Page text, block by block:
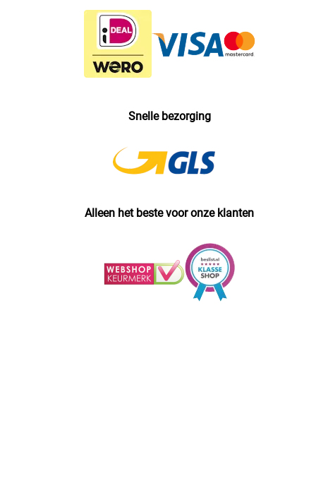
Snelle bezorging
Alleen het beste voor onze klanten